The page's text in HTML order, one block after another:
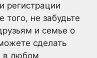
регистрации
не забудьте
и семье о
сделать
в любом